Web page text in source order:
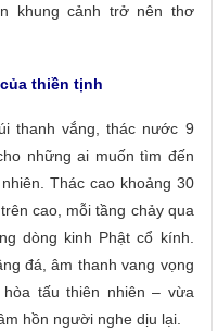
khung cảnh trở nên thơ
thiền tịnh
thanh vắng, thác nước 9
những ai muốn tìm đến
Thác cao khoảng 30
cao, mỗi tầng chảy qua
dòng kinh Phật cổ kính.
đá, âm thanh vang vọng
tấu thiên nhiên – vừa
hồn người nghe dịu lại.